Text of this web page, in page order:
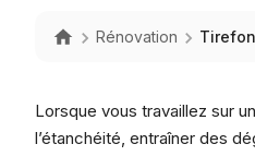
Rénovation
Lorsque vous travaillez sur
l’étanchéité, entraîner des